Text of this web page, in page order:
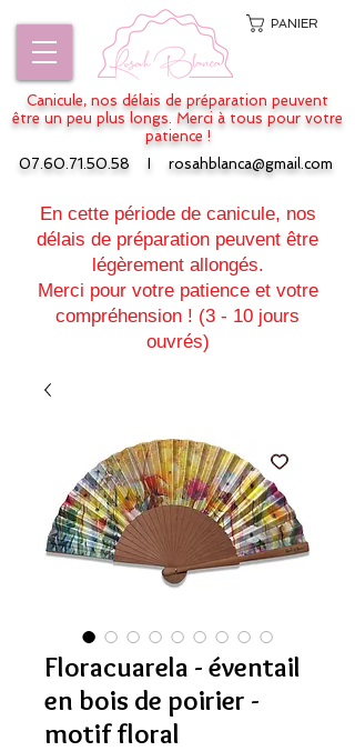
PANIER
Canicule, nos délais de préparation peuvent
être un peu plus longs. Merci à tous pour votre
patience !
07.60.71.50.58
rosahblanca@gmail.com
En cette période de canicule, nos
délais de préparation peuvent être
légèrement allongés.
Merci pour votre patience et votre
compréhension ! (3 - 10 jours
ouvrés)
Floracuarela - éventail
en bois de poirier -
motif floral